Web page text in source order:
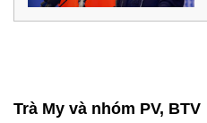
Trà My và nhóm PV, BTV